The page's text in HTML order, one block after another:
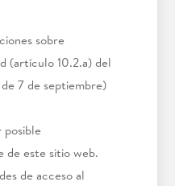
sobre
(artículo 10.2.a) del
7 de septiembre)
posible
de este sitio web.
de acceso al